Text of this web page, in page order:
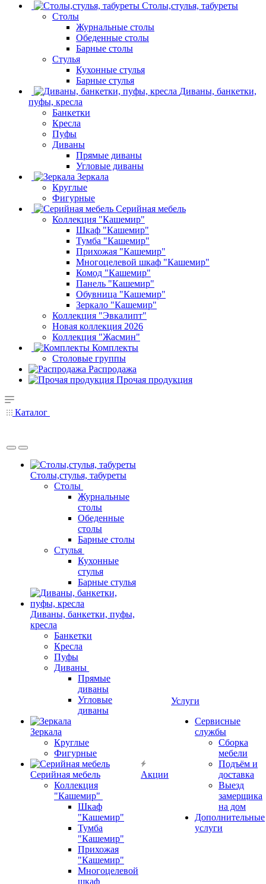
Столы,стулья, табуреты
Столы
Журнальные столы
Обеденные столы
Барные столы
Стулья
Кухонные стулья
Барные стулья
Диваны, банкетки,
пуфы, кресла
Банкетки
Кресла
Пуфы
Диваны
Прямые диваны
Угловые диваны
Зеркала
Круглые
Фигурные
Серийная мебель
Коллекция "Кашемир"
Шкаф "Кашемир"
Тумба "Кашемир"
Прихожая "Кашемир"
Многоцелевой шкаф "Кашемир"
Комод "Кашемир"
Панель "Кашемир"
Обувница "Кашемир"
Зеркало "Кашемир"
Коллекция "Эвкалипт"
Новая коллекция 2026
Коллекция "Жасмин"
Комплекты
Столовые группы
Распродажа
Прочая продукция
Каталог
Столы,стулья, табуреты
Столы
Журнальные
столы
Обеденные
столы
Барные столы
Стулья
Кухонные
стулья
Барные стулья
Диваны, банкетки, пуфы,
кресла
Банкетки
Кресла
Пуфы
Диваны
Прямые
диваны
Угловые
диваны
Зеркала
Круглые
Фигурные
Серийная мебель
Коллекция
"Кашемир"
Шкаф
"Кашемир"
Тумба
"Кашемир"
Прихожая
"Кашемир"
Многоцелевой
шкаф
Акции
Услуги
Сервисные
службы
Сборка
мебели
Подъём и
доставка
Выезд
замерщика
на дом
Дополнительные
услуги